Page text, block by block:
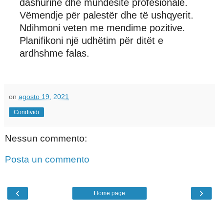
dashurinë dhe mundësitë profesionale.
Vëmendje për palestër dhe të ushqyerit.
Ndihmoni veten me mendime pozitive.
Planifikoni një udhëtim për ditët e
ardhshme falas.
on agosto 19, 2021
Condividi
Nessun commento:
Posta un commento
‹ ›
Home page